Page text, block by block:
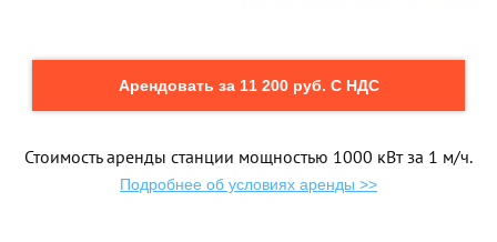
Арендовать за 11 200 руб. С НДС
Стоимость аренды станции мощностью 1000 кВт за 1 м/ч.
Подробнее об условиях аренды >>